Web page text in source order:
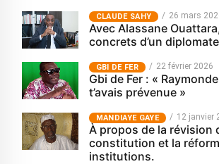
CLAUDE SAHY 26 mars
Avec Alassane
concrets d’un
GBI DE FER 22 février 2026
Gbi de Fer : «
t’avais prévenue »
MANDIAYE GAYE 12 janvier
À propos de la révision
constitution et la
institutions.